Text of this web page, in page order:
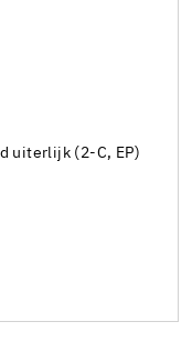
uiterlijk (2-C, EP)